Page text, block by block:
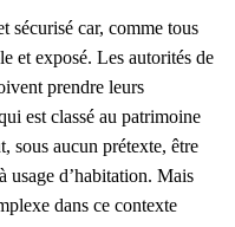
sécurisé car, comme tous
et exposé. Les autorités de
prendre leurs
est classé au patrimoine
sous aucun prétexte, être
usage d’habitation. Mais
dans ce contexte